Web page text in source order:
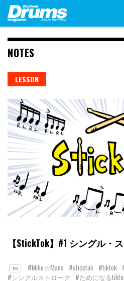
Skip
content
NOTES
LESSON
【StickTok】#1 シングル・
PR #Miho☆Mana #sticktok #tiktok
#シングルストローク
#ためになる